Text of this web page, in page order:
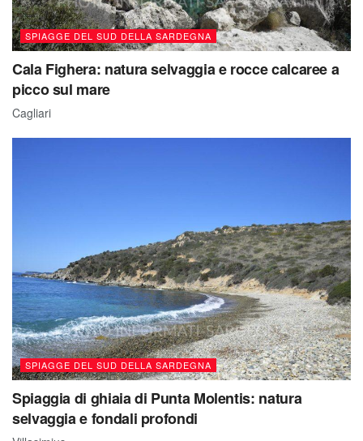
SPIAGGE DEL SUD DELLA SARDEGNA
Cala Fighera: natura selvaggia e rocce calcaree a
picco sul mare
Cagliari
SPIAGGE DEL SUD DELLA SARDEGNA
Spiaggia di ghiaia di Punta Molentis: natura
selvaggia e fondali profondi